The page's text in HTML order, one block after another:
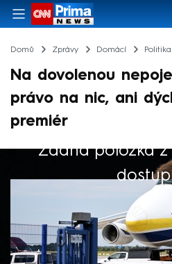
Domů Zprávy Domácí Politika
Na dovolenou
právo na nic, ani
premiér
Žádná položka
Výběr redakce